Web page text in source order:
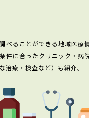
ることができる地域医療情
に合ったクリニック・病
療・検査など）も紹介。